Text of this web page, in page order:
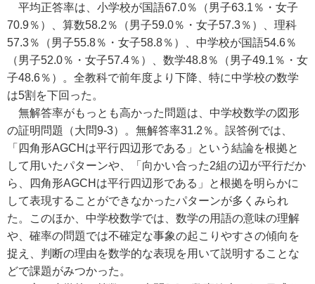
平均正答率は、小学校が国語67.0％（男子63.1％・女子
70.9％）、算数58.2％（男子59.0％・女子57.3％）、理科
57.3％（男子55.8％・女子58.8％）、中学校が国語54.6％
（男子52.0％・女子57.4％）、数学48.8％（男子49.1％・女
子48.6％）。全教科で前年度より下降、特に中学校の数学
は5割を下回った。
無解答率がもっとも高かった問題は、中学校数学の図形
の証明問題（大問9-3）。無解答率31.2％。誤答例では、
「四角形AGCHは平行四辺形である」という結論を根拠と
して用いたパターンや、「向かい合った2組の辺が平行だか
ら、四角形AGCHは平行四辺形である」と根拠を明らかに
して表現することができなかったパターンが多くみられ
た。このほか、中学校数学では、数学の用語の意味の理解
や、確率の問題では不確定な事象の起こりやすさの傾向を
捉え、判断の理由を数学的な表現を用いて説明することな
どで課題がみつかった。